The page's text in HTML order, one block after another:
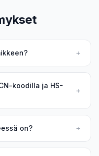
+
koodilla ja HS-
+
on? +